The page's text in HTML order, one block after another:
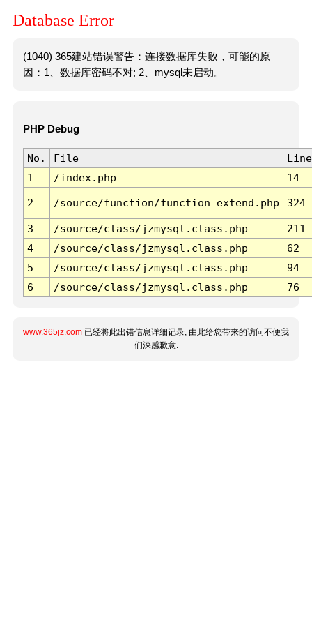
Database Error
(1040) 365建站错误警告：连接数据库失败，可能的原
因：1、数据库密码不对; 2、mysql未启动。
PHP Debug
No. File
Line
1
/index.php 14
2 /source/function/function_extend.php 324
3 /source/class/jzmysql.class.php
211
4
/source/class/jzmysql.class.php
62
5
/source/class/jzmysql.class.php
94
6
/source/class/jzmysql.class.php 76
www.365jz.com 已经将此出错信息详细记录, 由此给您带来的访问不便我
们深感歉意.